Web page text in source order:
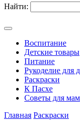
Найти:
Воспитание
Детские товары
Питание
Рукоделие для
Раскраски
К Пасхе
Советы для мам
Главная Раскраски